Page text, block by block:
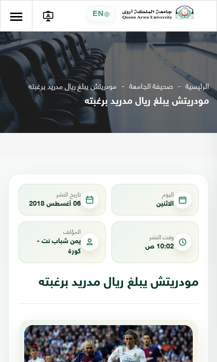
EN
الرئيسية صحيفة الجامعة مودريتش يبلغ ريال مدريد برغبته
مودريتش يبلغ ريال مدريد برغبته
اليوم
الاثنين
تاريخ النشر
06 أغسطس 2018
وقت النشر
10:02 ص
المؤلف
يمن شباب نت -
كورة
مودريتش يبلغ ريال مدريد برغبته